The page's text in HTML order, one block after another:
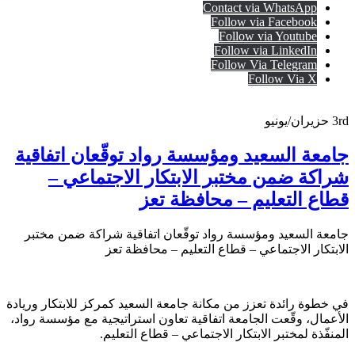
Contact via WhatsApp
Follow via Facebook
Follow via Youtube
Follow via LinkedIn
Follow Via Telegram
Follow Via X
3rd حزيران/يونيو
جامعة السعيد ومؤسسة رواد توقّعان اتفاقية
شراكة ضمن مختبر الابتكار الاجتماعي –
قطاع التعليم – محافظة تعز
جامعة السعيد ومؤسسة رواد توقّعان اتفاقية شراكة ضمن مختبر
الابتكار الاجتماعي – قطاع التعليم – محافظة تعز
في خطوة رائدة تعزز من مكانة جامعة السعيد كمركز للابتكار وريادة
الأعمال، وقّعت الجامعة اتفاقية تعاون استراتيجية مع مؤسسة رواد،
المنفّذة لمختبر الابتكار الاجتماعي – قطاع التعليم.